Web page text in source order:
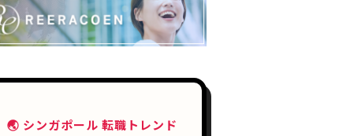
🌏 シンガポール 転職トレンド